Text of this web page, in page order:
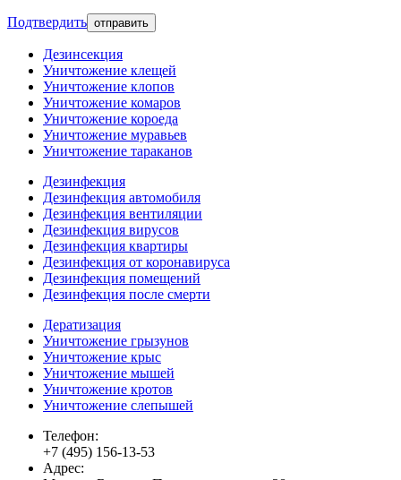
Подтвердить
Дезинсекция
Уничтожение клещей
Уничтожение клопов
Уничтожение комаров
Уничтожение короеда
Уничтожение муравьев
Уничтожение тараканов
Дезинфекция
Дезинфекция автомобиля
Дезинфекция вентиляции
Дезинфекция вирусов
Дезинфекция квартиры
Дезинфекция от коронавируса
Дезинфекция помещений
Дезинфекция после смерти
Дератизация
Уничтожение грызунов
Уничтожение крыс
Уничтожение мышей
Уничтожение кротов
Уничтожение слепышей
Телефон:
+7 (495) 156-13-53
Адрес: